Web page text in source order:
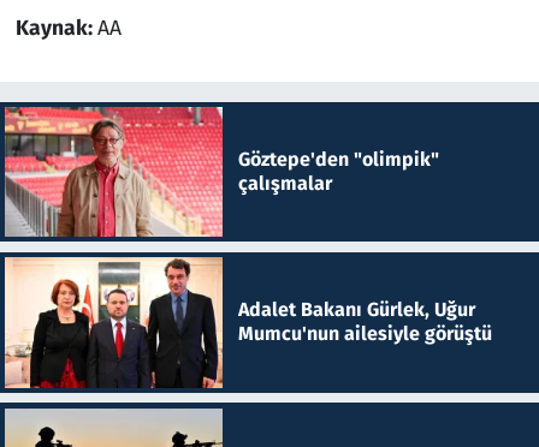
Kaynak:AA
Göztepe'den "olimpik"
çalışmalar
Adalet Bakanı Gürlek, Uğur
Mumcu'nun ailesiyle görüştü